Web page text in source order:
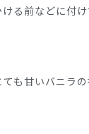
る前などに付
も甘いバニラ